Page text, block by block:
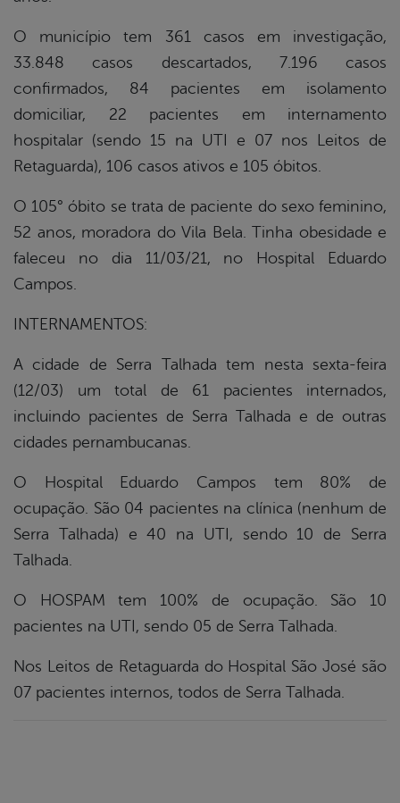
O município tem 361 casos em investigação,
33.848 casos descartados, 7.196 casos
confirmados, 84 pacientes em isolamento
domiciliar, 22 pacientes em internamento
hospitalar (sendo 15 na UTI e 07 nos Leitos de
Retaguarda), 106 casos ativos e 105 óbitos.
O 105° óbito se trata de paciente do sexo feminino,
52 anos, moradora do Vila Bela. Tinha obesidade e
faleceu no dia 11/03/21, no Hospital Eduardo
Campos.
INTERNAMENTOS:
A cidade de Serra Talhada tem nesta sexta-feira
(12/03) um total de 61 pacientes internados,
incluindo pacientes de Serra Talhada e de outras
cidades pernambucanas.
O Hospital Eduardo Campos tem 80% de
ocupação. São 04 pacientes na clínica (nenhum de
Serra Talhada) e 40 na UTI, sendo 10 de Serra
Talhada.
O HOSPAM tem 100% de ocupação. São 10
pacientes na UTI, sendo 05 de Serra Talhada.
Nos Leitos de Retaguarda do Hospital São José são
07 pacientes internos, todos de Serra Talhada.